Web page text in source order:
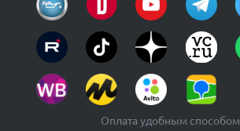
Оплата удобным способом